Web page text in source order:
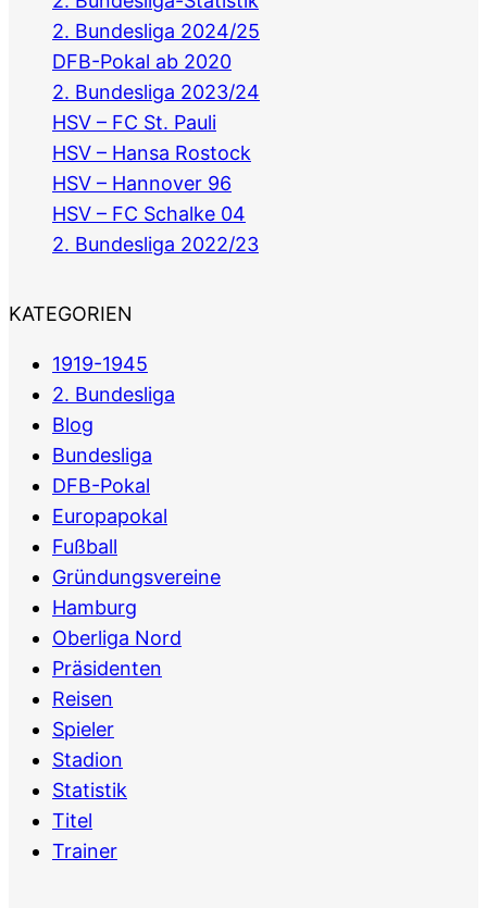
2. Bundesliga 2024/25
DFB-Pokal ab 2020
2. Bundesliga 2023/24
HSV – FC St. Pauli
HSV – Hansa Rostock
HSV – Hannover 96
HSV – FC Schalke 04
2. Bundesliga 2022/23
KATEGORIEN
1919-1945
2. Bundesliga
Blog
Bundesliga
DFB-Pokal
Europapokal
Fußball
Gründungsvereine
Hamburg
Oberliga Nord
Präsidenten
Reisen
Spieler
Stadion
Statistik
Titel
Trainer